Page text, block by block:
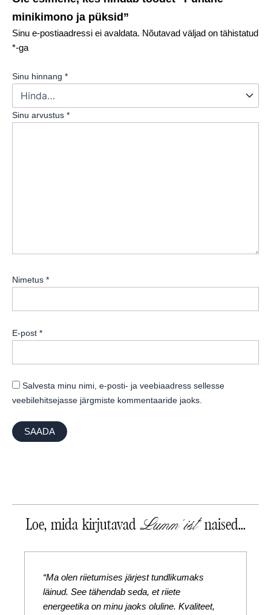
minikimono ja püksid”
Sinu e-postiaadressi ei avaldata. Nõutavad väljad on tähistatud
*-ga
Sinu hinnang *
Sinu arvustus *
Nimetus *
E-post *
Salvesta minu nimi, e-posti- ja veebiaadress sellesse
veebilehitsejasse järgmiste kommentaaride jaoks.
Loe, mida kirjutavadLumm'ist naised...
“Ma olen riietumises järjest tundlikumaks
läinud. See tähendab seda, et riiete
energeetika on minu jaoks oluline. Kvaliteet,